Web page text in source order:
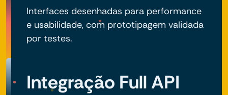
Interfaces desenhadas para performance
e usabilidade, com prototipagem validada
por testes.
Integração Full API